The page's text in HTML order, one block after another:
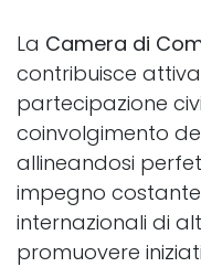
La Camera di
contribuisce
partecipazione
coinvolgimento
allineandosi
impegno
internazionali di
promuovere